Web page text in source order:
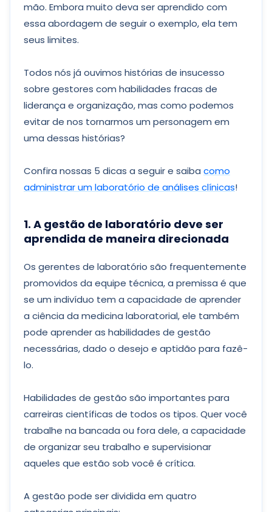
mão. Embora muito deva ser aprendido com
essa abordagem de seguir o exemplo, ela tem
seus limites.
Todos nós já ouvimos histórias de insucesso
sobre gestores com habilidades fracas de
liderança e organização, mas como podemos
evitar de nos tornarmos um personagem em
uma dessas histórias?
Confira nossas 5 dicas a seguir e saiba como
administrar um laboratório de análises clínicas!
1. A gestão de laboratório deve ser
aprendida de maneira direcionada
Os gerentes de laboratório são frequentemente
promovidos da equipe técnica, a premissa é que
se um indivíduo tem a capacidade de aprender
a ciência da medicina laboratorial, ele também
pode aprender as habilidades de gestão
necessárias, dado o desejo e aptidão para fazê-
lo.
Habilidades de gestão são importantes para
carreiras científicas de todos os tipos. Quer você
trabalhe na bancada ou fora dele, a capacidade
de organizar seu trabalho e supervisionar
aqueles que estão sob você é crítica.
A gestão pode ser dividida em quatro